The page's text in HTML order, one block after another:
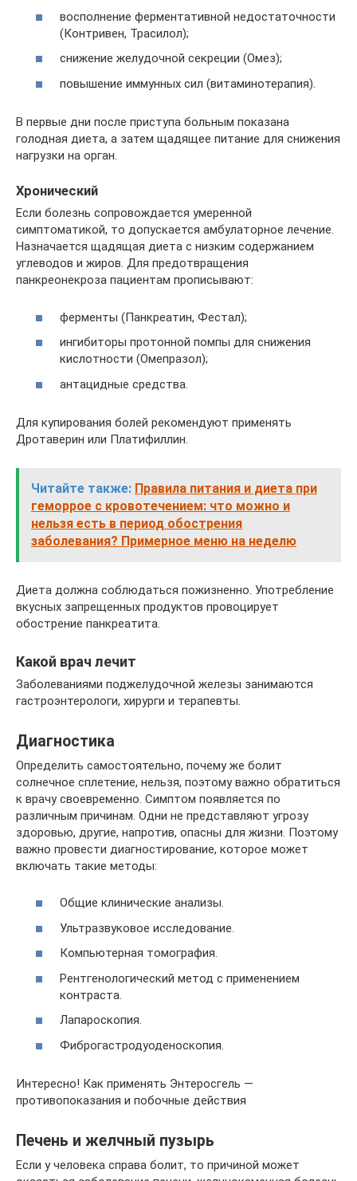
восполнение ферментативной недостаточности
(Контривен, Трасилол);
снижение желудочной секреции (Омез);
повышение иммунных сил (витаминотерапия).
В первые дни после приступа больным показана
голодная диета, а затем щадящее питание для снижения
нагрузки на орган.
Хронический
Если болезнь сопровождается умеренной
симптоматикой, то допускается амбулаторное лечение.
Назначается щадящая диета с низким содержанием
углеводов и жиров. Для предотвращения
панкреонекроза пациентам прописывают:
ферменты (Панкреатин, Фестал);
ингибиторы протонной помпы для снижения
кислотности (Омепразол);
антацидные средства.
Для купирования болей рекомендуют применять
Дротаверин или Платифиллин.
Читайте также: Правила питания и диета при
геморрое с кровотечением: что можно и
нельзя есть в период обострения
заболевания? Примерное меню на неделю
Диета должна соблюдаться пожизненно. Употребление
вкусных запрещенных продуктов провоцирует
обострение панкреатита.
Какой врач лечит
Заболеваниями поджелудочной железы занимаются
гастроэнтерологи, хирурги и терапевты.
Диагностика
Определить самостоятельно, почему же болит
солнечное сплетение, нельзя, поэтому важно обратиться
к врачу своевременно. Симптом появляется по
различным причинам. Одни не представляют угрозу
здоровью, другие, напротив, опасны для жизни. Поэтому
важно провести диагностирование, которое может
включать такие методы:
Общие клинические анализы.
Ультразвуковое исследование.
Компьютерная томография.
Рентгенологический метод с применением
контраста.
Лапароскопия.
Фиброгастродуоденоскопия.
Интересно! Как применять Энтеросгель —
противопоказания и побочные действия
Печень и желчный пузырь
Если у человека справа болит, то причиной может